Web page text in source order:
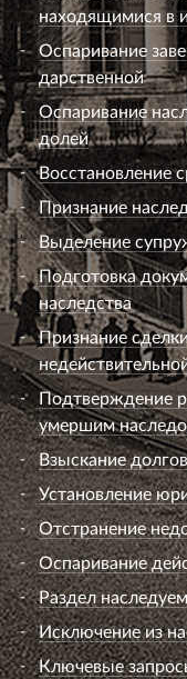
находящимися в
Оспаривание
дарственной
Оспаривание
долей
Восстановление
Признание
Выделение
Подготовка
наследства
Признание
Подтверждение
умершим
Взыскание
Установление
Отстранение
Оспаривание
Раздел
Исключение из
Ключевые